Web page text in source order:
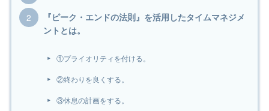
『ピーク・エンドの法則』を活用したタイムマネジメ
ントとは。
①プライオリティを付ける。
②終わりを良くする。
③休息の計画をする。